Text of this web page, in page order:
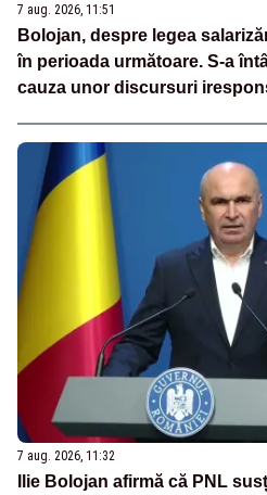
7 aug. 2026, 11:51
Bolojan, despre legea
în perioada următoare. S-a
cauza unor discursuri
7 aug. 2026, 11:32
Ilie Bolojan afirmă că PNL